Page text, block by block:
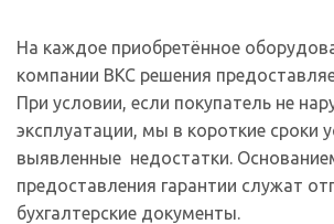
На каждое приобретённое
компании ВКС решения
При условии, если покупатель не
эксплуатации, мы в короткие сроки
выявленные недостатки.
предоставления гарантии служат
бухгалтерские документы.